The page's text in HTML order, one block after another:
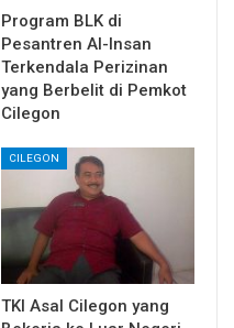
Program BLK di
Pesantren Al-Insan
Terkendala Perizinan
yang Berbelit di Pemkot
Cilegon
CILEGON
TKI Asal Cilegon yang